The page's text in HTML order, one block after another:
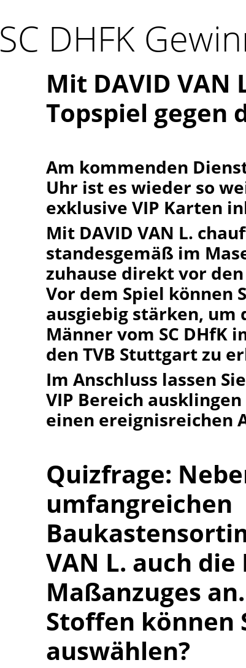
SC DHFK
Mit DAVID VAN
Topspiel gegen
Am kommenden
Uhr ist es wieder so
exklusive VIP Karten
Mit DAVID VAN L.
standesgemäß im
zuhause direkt vor
Vor dem Spiel können
ausgiebig stärken, um
Männer vom SC DHfK
den TVB Stuttgart zu
Im Anschluss lassen
VIP Bereich
einen ereignisreichen
Quizfrage:
umfangreichen
VAN L. auch
Maßanzuges
Stoffen können
auswählen?